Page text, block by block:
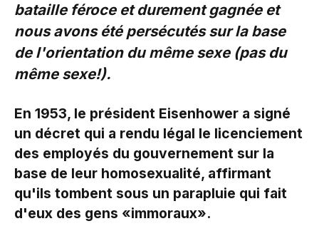
bataille féroce et durement gagnée et
nous avons été persécutés sur la base
de l'orientation du même sexe (pas du
même sexe!).
En 1953, le président Eisenhower a signé
un décret qui a rendu légal le licenciement
des employés du gouvernement sur la
base de leur homosexualité, affirmant
qu'ils tombent sous un parapluie qui fait
d'eux des gens «immoraux».